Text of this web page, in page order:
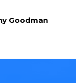
Goodman